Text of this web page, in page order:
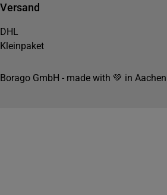
Versand
DHL
Kleinpaket
Borago GmbH - made with 💚 in